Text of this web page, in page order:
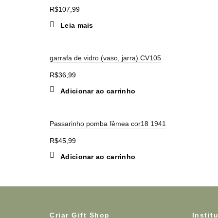
R$107,99
Leia mais
garrafa de vidro (vaso, jarra) CV105
R$36,99
Adicionar ao carrinho
Passarinho pomba fêmea cor18 1941
R$45,99
Adicionar ao carrinho
Criar Gift Shop